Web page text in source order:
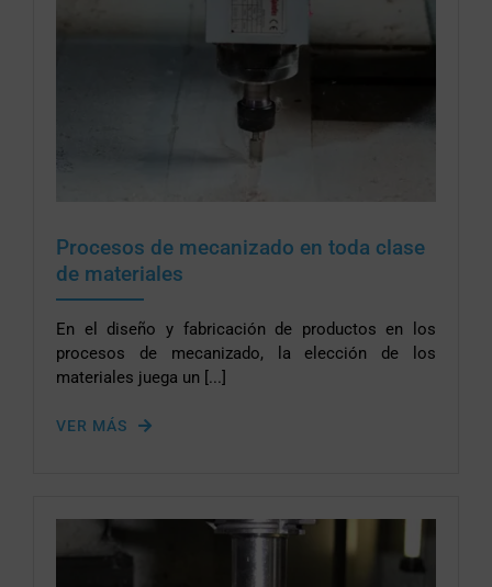
Procesos de mecanizado en toda clase
de materiales
En el diseño y fabricación de productos en los
procesos de mecanizado, la elección de los
materiales juega un [...]
VER MÁS